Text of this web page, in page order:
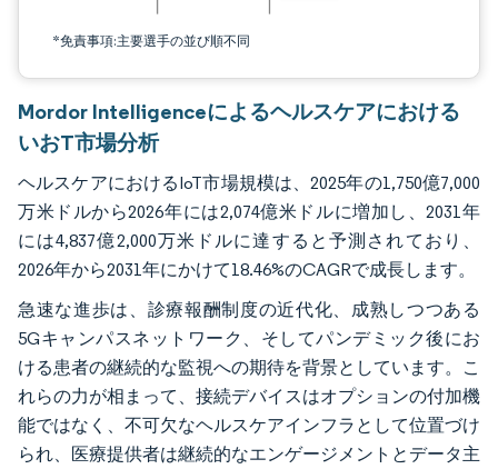
*免責事項:主要選手の並び順不同
Mordor Intelligenceによるヘルスケアにおける
いおT市場分析
ヘルスケアにおけるIoT市場規模は、2025年の1,750億7,000
万米ドルから2026年には2,074億米ドルに増加し、2031年
には4,837億2,000万米ドルに達すると予測されており、
2026年から2031年にかけて18.46%のCAGRで成長します。
急速な進歩は、診療報酬制度の近代化、成熟しつつある
5Gキャンパスネットワーク、そしてパンデミック後にお
ける患者の継続的な監視への期待を背景としています。こ
れらの力が相まって、接続デバイスはオプションの付加機
能ではなく、不可欠なヘルスケアインフラとして位置づけ
られ、医療提供者は継続的なエンゲージメントとデータ主